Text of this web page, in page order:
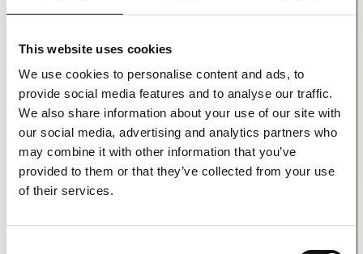
This website uses cookies
We use cookies to personalise content and ads, to
provide social media features and to analyse our traffic.
We also share information about your use of our site with
our social media, advertising and analytics partners who
may combine it with other information that you’ve
provided to them or that they’ve collected from your use
of their services.
E-mail*
Telefoonnummer*